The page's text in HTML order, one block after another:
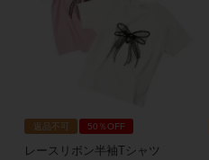
返品不可 50％OFF
レースリボン半袖Tシャツ